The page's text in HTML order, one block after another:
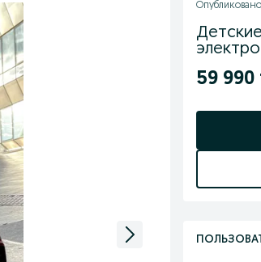
Опубликовано
59 990